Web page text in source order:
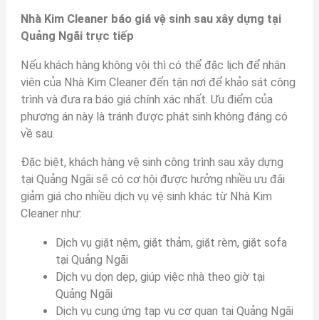
Nhà Kim Cleaner báo giá vệ sinh sau xây dựng tại
Quảng Ngãi trực tiếp
Nếu khách hàng không vội thì có thể đặc lịch để nhân
viên của Nhà Kim Cleaner đến tận nơi để khảo sát công
trình và đưa ra báo giá chính xác nhất. Ưu điểm của
phương án này là tránh được phát sinh không đáng có
về sau.
Đặc biệt, khách hàng vệ sinh công trình sau xây dựng
tại Quảng Ngãi sẽ có cơ hội được hưởng nhiều ưu đãi
giảm giá cho nhiều dịch vụ vệ sinh khác từ Nhà Kim
Cleaner như:
Dịch vụ giặt nệm, giặt thảm, giặt rèm, giặt sofa
tại Quảng Ngãi
Dịch vụ dọn dẹp, giúp việc nhà theo giờ tại
Quảng Ngãi
Dịch vụ cung ứng tạp vụ cơ quan tại Quảng Ngãi